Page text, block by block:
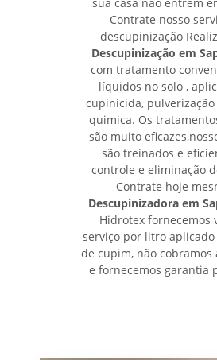
sua casa não entrem
Contrate nosso
descupinização
Descupinização em
com tratamento
líquidos no solo ,
cupinicida,
quimica. Os
são muito
são treinados e
controle e eliminação
Contrate hoje
Descupinizadora em
Hidrotex fornecemos
serviço por litro
de cupim, não cobramos
e fornecemos garantia